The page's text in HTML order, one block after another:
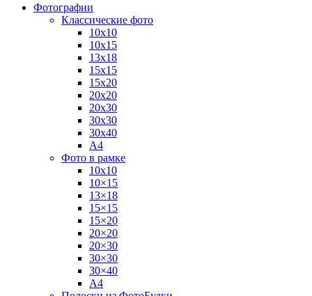
Фотографии
Классические фото
10х10
10х15
13х18
15х15
15х20
20х20
20х30
30х30
30х40
А4
Фото в рамке
10х10
10×15
13×18
15×15
15×20
20×20
20×30
30×30
30×40
A4